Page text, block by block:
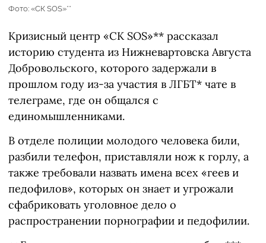
Фото: «СК SOS»**
Кризисный центр «СК SOS»** рассказал
историю студента из Нижневартовска Августа
Добровольского, которого задержали в
прошлом году из-за участия в ЛГБТ* чате в
телеграме, где он общался с
единомышленниками.
В отделе полиции молодого человека били,
разбили телефон, приставляли нож к горлу, а
также требовали назвать имена всех «геев и
педофилов», которых он знает и угрожали
сфабриковать уголовное дело о
распространении порнографии и педофилии.